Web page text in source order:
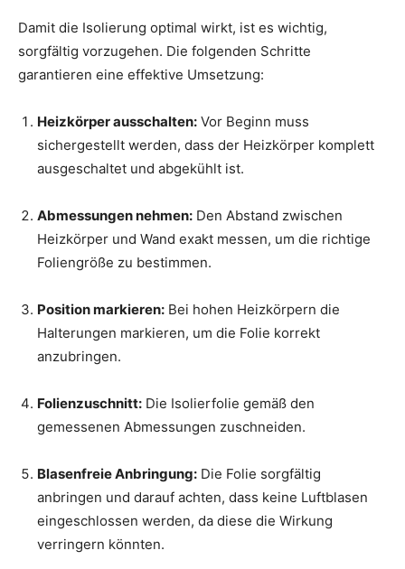
Damit die Isolierung optimal wirkt, ist es wichtig,
sorgfältig vorzugehen. Die folgenden Schritte
garantieren eine effektive Umsetzung:
Heizkörper ausschalten: Vor Beginn muss
sichergestellt werden, dass der Heizkörper komplett
ausgeschaltet und abgekühlt ist.
Abmessungen nehmen: Den Abstand zwischen
Heizkörper und Wand exakt messen, um die richtige
Foliengröße zu bestimmen.
Position markieren: Bei hohen Heizkörpern die
Halterungen markieren, um die Folie korrekt
anzubringen.
Folienzuschnitt: Die Isolierfolie gemäß den
gemessenen Abmessungen zuschneiden.
Blasenfreie Anbringung: Die Folie sorgfältig
anbringen und darauf achten, dass keine Luftblasen
eingeschlossen werden, da diese die Wirkung
verringern könnten.